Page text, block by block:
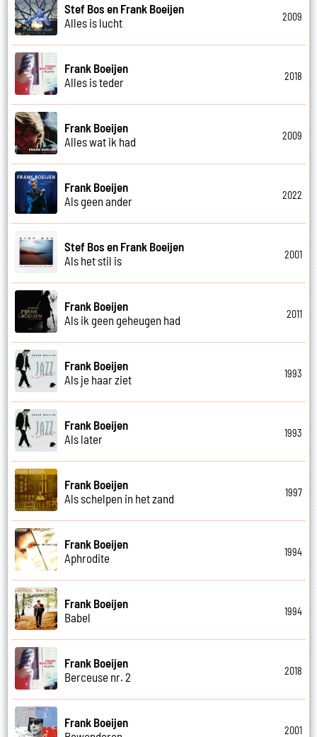
Stef Bos en Frank Boeijen
Alles is lucht
2009
Frank Boeijen
Alles is teder
2018
Frank Boeijen
Alles wat ik had
2009
Frank Boeijen
Als geen ander
2022
Stef Bos en Frank Boeijen
Als het stil is
2001
Frank Boeijen
Als ik geen geheugen had
2011
Frank Boeijen
Als je haar ziet
1993
Frank Boeijen
Als later
1993
Frank Boeijen
Als schelpen in het zand
1997
Frank Boeijen
Aphrodite
1994
Frank Boeijen
Babel
1994
Frank Boeijen
Berceuse nr. 2
2018
Frank Boeijen
2001